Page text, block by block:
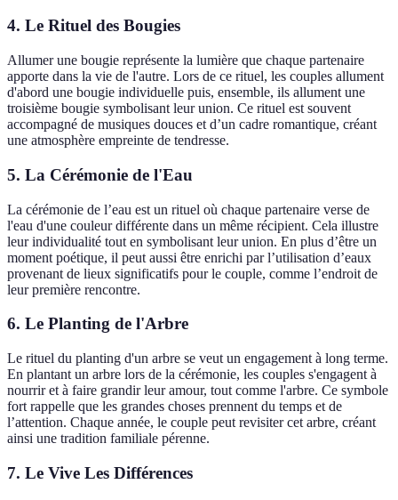
4. Le Rituel des Bougies
Allumer une bougie représente la lumière que chaque partenaire
apporte dans la vie de l'autre. Lors de ce rituel, les couples allument
d'abord une bougie individuelle puis, ensemble, ils allument une
troisième bougie symbolisant leur union. Ce rituel est souvent
accompagné de musiques douces et d’un cadre romantique, créant
une atmosphère empreinte de tendresse.
5. La Cérémonie de l'Eau
La cérémonie de l’eau est un rituel où chaque partenaire verse de
l'eau d'une couleur différente dans un même récipient. Cela illustre
leur individualité tout en symbolisant leur union. En plus d’être un
moment poétique, il peut aussi être enrichi par l’utilisation d’eaux
provenant de lieux significatifs pour le couple, comme l’endroit de
leur première rencontre.
6. Le Planting de l'Arbre
Le rituel du planting d'un arbre se veut un engagement à long terme.
En plantant un arbre lors de la cérémonie, les couples s'engagent à
nourrir et à faire grandir leur amour, tout comme l'arbre. Ce symbole
fort rappelle que les grandes choses prennent du temps et de
l’attention. Chaque année, le couple peut revisiter cet arbre, créant
ainsi une tradition familiale pérenne.
7. Le Vive Les Différences